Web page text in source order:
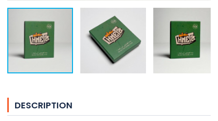
DESCRIPTION